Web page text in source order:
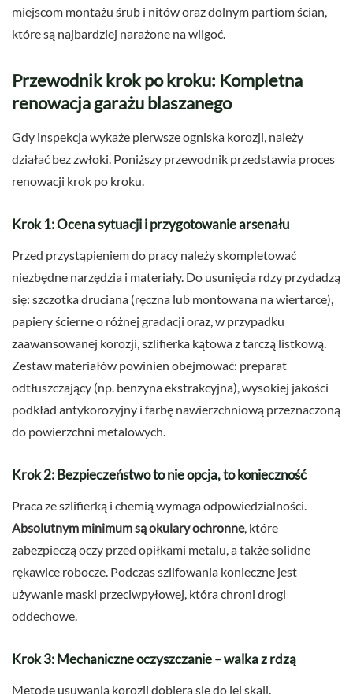
miejscom montażu śrub i nitów oraz dolnym partiom ścian,
które są najbardziej narażone na wilgoć.
Przewodnik krok po kroku: Kompletna
renowacja garażu blaszanego
Gdy inspekcja wykaże pierwsze ogniska korozji, należy
działać bez zwłoki. Poniższy przewodnik przedstawia proces
renowacji krok po kroku.
Krok 1: Ocena sytuacji i przygotowanie arsenału
Przed przystąpieniem do pracy należy skompletować
niezbędne narzędzia i materiały. Do usunięcia rdzy przydadzą
się: szczotka druciana (ręczna lub montowana na wiertarce),
papiery ścierne o różnej gradacji oraz, w przypadku
zaawansowanej korozji, szlifierka kątowa z tarczą listkową.
Zestaw materiałów powinien obejmować: preparat
odtłuszczający (np. benzyna ekstrakcyjna), wysokiej jakości
podkład antykorozyjny i farbę nawierzchniową przeznaczoną
do powierzchni metalowych.
Krok 2: Bezpieczeństwo to nie opcja, to konieczność
Praca ze szlifierką i chemią wymaga odpowiedzialności.
Absolutnym minimum są okulary ochronne, które
zabezpieczą oczy przed opiłkami metalu, a także solidne
rękawice robocze. Podczas szlifowania konieczne jest
używanie maski przeciwpyłowej, która chroni drogi
oddechowe.
Krok 3: Mechaniczne oczyszczanie – walka z rdzą
Metodę usuwania korozji dobiera się do jej skali.